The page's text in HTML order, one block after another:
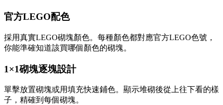
官方LEGO配色
採用真實LEGO砌塊顏色。每種顏色都對應官方LEGO色號，
你能準確知道該買哪個顏色的砌塊。
1×1砌塊逐塊設計
單擊放置砌塊或用填充快速鋪色。顯示堆砌後從上往下看的樣
子，精確到每個砌塊。